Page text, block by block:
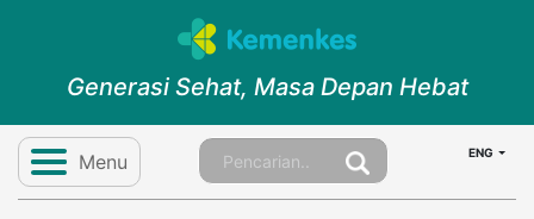
Generasi Sehat, Masa Depan Hebat
Menu ENG